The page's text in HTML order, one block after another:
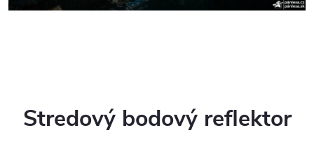
Stredový bodový reflektor